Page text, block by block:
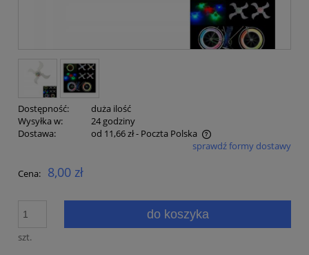
Dostępność:
duża ilość
Wysyłka w:
24 godziny
Dostawa:
od 11,66 zł- Poczta Polska
Cena nie zawiera ewentualnych kosztów płatnościsprawdź formy dostawy
Cena: 8,00 zł
szt.
do koszyka